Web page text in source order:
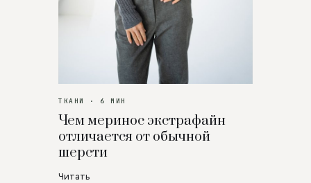
ТКАНИ · 6 МИН
Чем меринос экстрафайн
отличается от обычной
шерсти
Читать